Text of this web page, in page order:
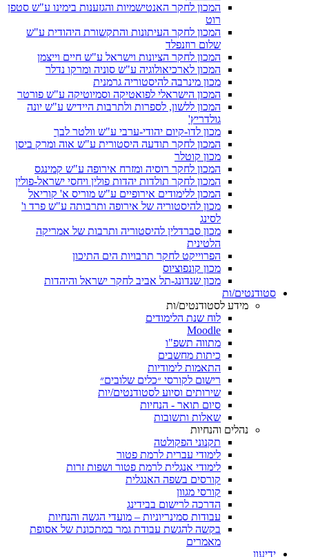
המכון לחקר האנטישמיות והגזענות בימינו ע"ש סטפן
רוט
המכון לחקר העיתונות והתקשורת היהודית ע"ש
שלום רוזנפלד
המכון לחקר הציונות וישראל ע"ש חיים וייצמן
המכון לארכיאולוגיה ע"ש סוניה ומרקו נדלר
מכון מינרבה להיסטוריה גרמנית
המכון הישראלי לפואטיקה וסמיוטיקה ע"ש פורטר
המכון ללשון, לספרות ולתרבות היידיש ע"ש יונה
גולדריץ'
מכון לדו-קיום יהודי-ערבי ע"ש וולטר לבך
המכון לחקר תודעה היסטורית ע"ש אוה ומרק ביסן
מכון קוטלר
המכון לחקר רוסיה ומזרח אירופה ע"ש קמינגס
המכון לחקר תולדות יהדות פולין ויחסי ישראל-פולין
המכון ללימודים אירופיים ע"ש מוריס א' קוריאל
מכון להיסטוריה של אירופה ותרבותה ע"ש פרד ו'
לסינג
מכון סברדלין להיסטוריה ותרבות של אמריקה
הלטינית
הפרוייקט לחקר תרבויות הים התיכון
מכון קונפוציוס
מכון שנדונג-תל אביב לחקר ישראל והיהדות
סטודנטים/ות
מידע לסטודנטים/ות
לוח שנת הלימודים
Moodle
מתווה תשפ"ו
כיתות מחשבים
התאמות לימודיות
רישום לקורסי ״כלים שלובים״
שירותים וסיוע לסטודנטים/יות
סיום תואר - הנחיות
שאלות ותשובות
נהלים והנחיות
תקנוני הפקולטה
לימודי עברית לרמת פטור
לימודי אנגלית לרמת פטור ושפות זרות
קורסים בשפה האנגלית
קורסי מגוון
הדרכה לרישום בבידינג
עבודות סמינריוניות – מועדי הגשה והנחיות
בקשה להגשת עבודת גמר במתכונת של אסופת
מאמרים
ידיעון